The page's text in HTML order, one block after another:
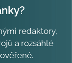
redaktory,
a rozsáhlé